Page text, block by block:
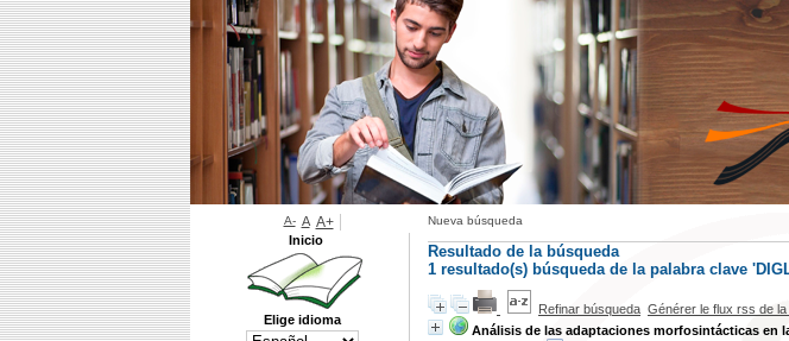
Nueva búsqueda
Resultado de la búsqueda
1 resultado(s) búsqueda de la palabra clave
Refinar búsqueda Générer le flux rss de
Análisis de las adaptaciones morfosintácticas en
A- A A+
Inicio
Elige idioma